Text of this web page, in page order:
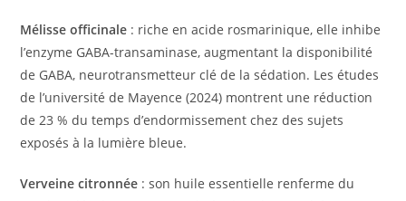
Mélisse officinale : riche en acide rosmarinique, elle inhibe
l’enzyme GABA-transaminase, augmentant la disponibilité
de GABA, neurotransmetteur clé de la sédation. Les études
de l’université de Mayence (2024) montrent une réduction
de 23 % du temps d’endormissement chez des sujets
exposés à la lumière bleue.
Verveine citronnée : son huile essentielle renferme du